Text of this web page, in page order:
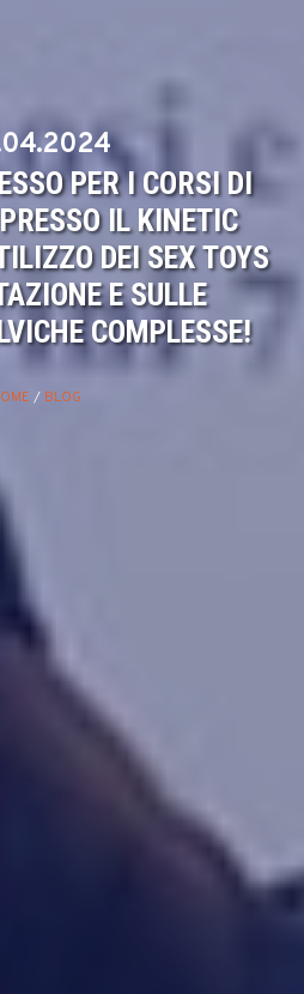
PER I CORSI DI
IL KINETIC
DEI SEX TOYS
E SULLE
COMPLESSE!
/ BLOG